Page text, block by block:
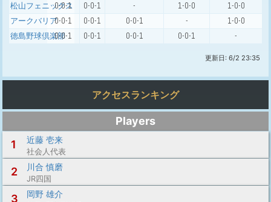
松山フェニックス
アークバリア
徳島野球倶楽部
0-0-1
0-0-1 - 1-0-0
1-0-0
0-0-1
0-0-1 0-0-1 -
1-0-0
0-0-1
0-0-1 0-0-1 0-0-1 -
更新日: 6/2 23:35
アクセスランキング
Players
1
近藤 壱来
社会人代表
2 川合 慎磨
JR四国
3 岡野 雄介